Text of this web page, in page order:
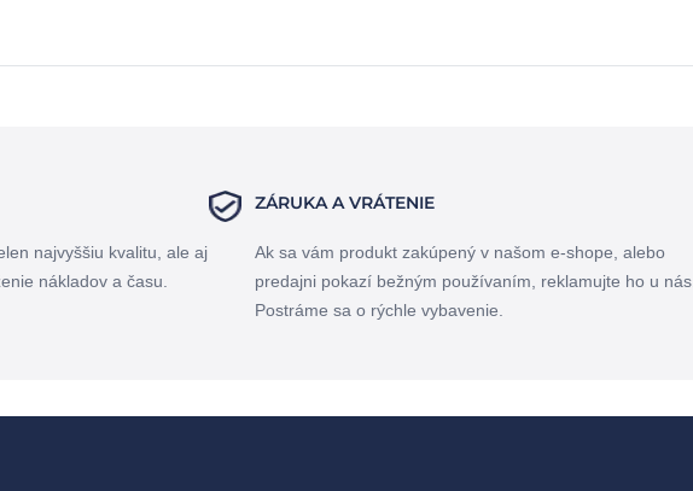
najvyššiu kvalitu, ale aj
nákladov a času.
ZÁRUKA A VRÁTENIE
Ak sa vám produkt zakúpený v našom e-shope, alebo
predajni pokazí bežným používaním, reklamujte ho u nás.
Postráme sa o rýchle vybavenie.